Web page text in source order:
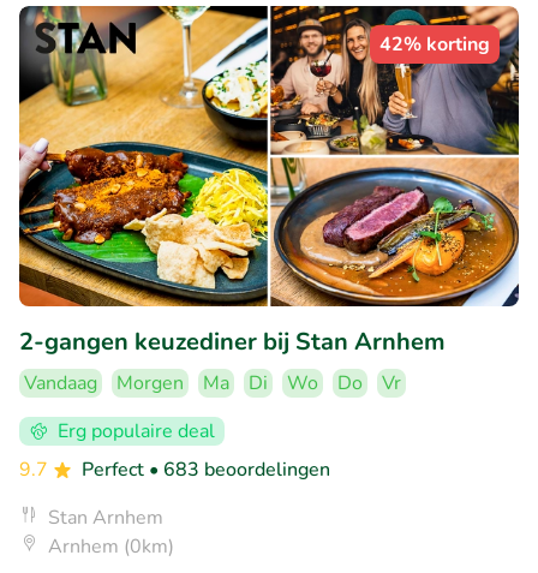
42% korting
2-gangen keuzediner bij Stan Arnhem
Vandaag Morgen Ma Di Wo Do
Vr
Erg populaire deal
9.7
Perfect • 683 beoordelingen
Stan Arnhem
Arnhem (0km)